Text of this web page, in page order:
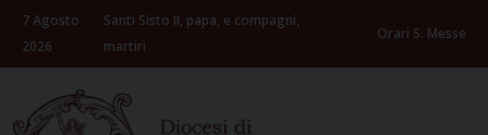
Skip
content
7 Agosto
2026
Santi Sisto II, papa, e compagni,
martiri
Orari S. Messe